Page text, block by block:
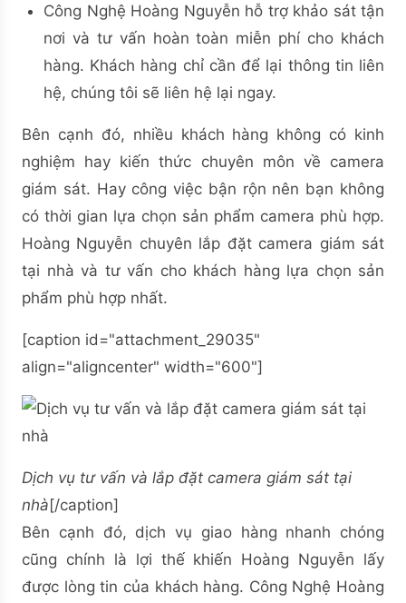
Công Nghệ Hoàng Nguyễn hỗ trợ khảo sát tận
nơi và tư vấn hoàn toàn miễn phí cho khách
hàng. Khách hàng chỉ cần để lại thông tin liên
hệ, chúng tôi sẽ liên hệ lại ngay.
Bên cạnh đó, nhiều khách hàng không có kinh
nghiệm hay kiến thức chuyên môn về camera
giám sát. Hay công việc bận rộn nên bạn không
có thời gian lựa chọn sản phẩm camera phù hợp.
Hoàng Nguyễn chuyên lắp đặt camera giám sát
tại nhà và tư vấn cho khách hàng lựa chọn sản
phẩm phù hợp nhất.
[caption id="attachment_29035"
align="aligncenter" width="600"]
Dịch vụ tư vấn và lắp đặt camera giám sát tại
nhà[/caption]
Bên cạnh đó, dịch vụ giao hàng nhanh chóng
cũng chính là lợi thế khiến Hoàng Nguyễn lấy
được lòng tin của khách hàng. Công Nghệ Hoàng